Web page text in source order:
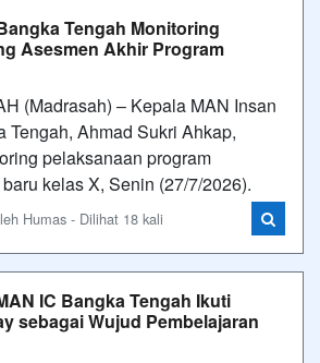
Tengah Monitoring
Asesmen Akhir Program
(Madrasah) – Kepala MAN Insan
Tengah, Ahmad Sukri Ahkap,
pelaksanaan program
kelas X, Senin (27/7/2026).
Humas - Dilihat 18 kali
IC Bangka Tengah Ikuti
sebagai Wujud Pembelajaran